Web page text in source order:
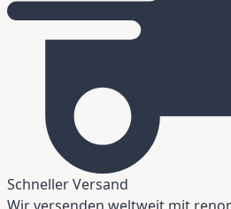
Schneller Versand